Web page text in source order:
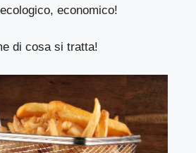
economico!
di cosa si tratta!